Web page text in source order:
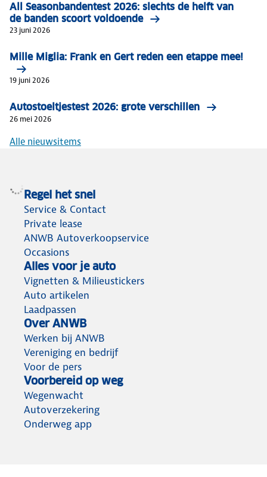
All Seasonbandentest 2026: slechts de helft van
de banden scoort voldoende
23 juni 2026
Mille Miglia: Frank en Gert reden een etappe mee!
19 juni 2026
Autostoeltjestest 2026: grote verschillen
26 mei 2026
Alle nieuwsitems
Regel het snel
Service & Contact
Private lease
ANWB Autoverkoopservice
Occasions
Alles voor je auto
Vignetten & Milieustickers
Auto artikelen
Laadpassen
Over ANWB
Werken bij ANWB
Vereniging en bedrijf
Voor de pers
Voorbereid op weg
Wegenwacht
Autoverzekering
Onderweg app